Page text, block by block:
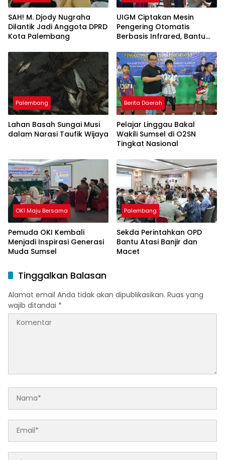
SAH! M. Djody Nugraha
Dilantik Jadi Anggota DPRD
Kota Palembang
UIGM Ciptakan Mesin
Pengering Otomatis
Berbasis Infrared, Bantu
Pulau Kemaro
Palembang
Lahan Basah Sungai Musi
dalam Narasi Taufik Wijaya
Berita Daerah
Pelajar Linggau Bakal
Wakili Sumsel di O2SN
Tingkat Nasional
OKI Maju Bersama
Pemuda OKI Kembali
Menjadi Inspirasi Generasi
Muda Sumsel
Palembang
Sekda Perintahkan OPD
Bantu Atasi Banjir dan
Macet
Tinggalkan Balasan
Alamat email Anda tidak akan dipublikasikan. Ruas yang
wajib ditandai *